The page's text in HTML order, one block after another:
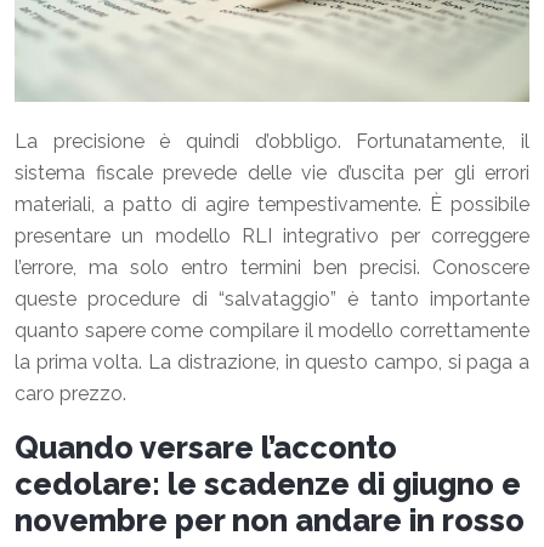
La precisione è quindi d’obbligo. Fortunatamente, il
sistema fiscale prevede delle vie d’uscita per gli errori
materiali, a patto di agire tempestivamente. È possibile
presentare un modello RLI integrativo per correggere
l’errore, ma solo entro termini ben precisi. Conoscere
queste procedure di “salvataggio” è tanto importante
quanto sapere come compilare il modello correttamente
la prima volta. La distrazione, in questo campo, si paga a
caro prezzo.
Quando versare l’acconto
cedolare: le scadenze di giugno e
novembre per non andare in rosso